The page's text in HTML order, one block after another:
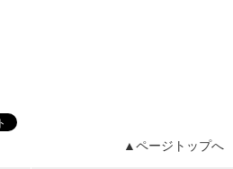
▲ページトップへ